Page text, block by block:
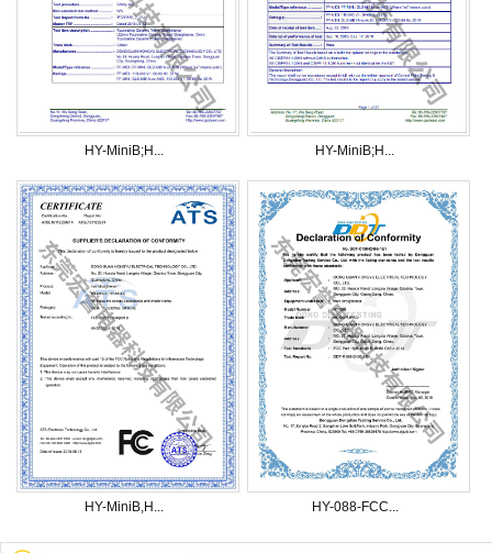
HY-MiniB;H... HY-MiniB;H...
HY-MiniB,H... HY-088-FCC...